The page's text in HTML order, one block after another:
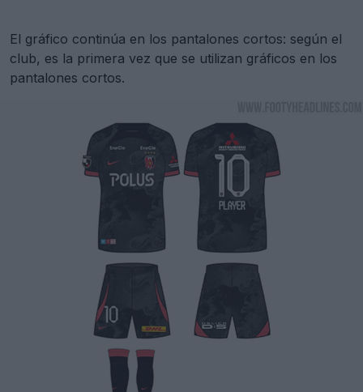
El gráfico continúa en los pantalones cortos: según el
club, es la primera vez que se utilizan gráficos en los
pantalones cortos.